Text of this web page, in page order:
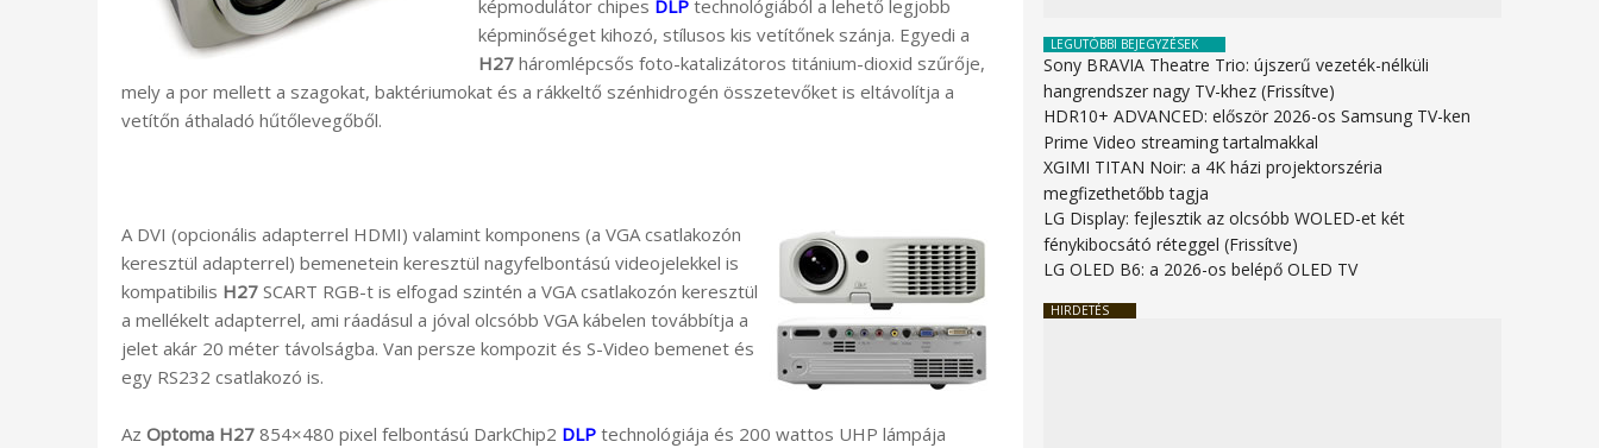
képmodulátor chipes DLP technológiából a lehető legjobb
képminőséget kihozó, stílusos kis vetítőnek szánja. Egyedi a
H27 háromlépcsős foto-katalizátoros titánium-dioxid szűrője,
mely a por mellett a szagokat, baktériumokat és a rákkeltő szénhidrogén összetevőket is eltávolítja a
vetítőn áthaladó hűtőlevegőből.
A DVI (opcionális adapterrel HDMI) valamint komponens (a VGA csatlakozón
keresztül adapterrel) bemenetein keresztül nagyfelbontású videojelekkel is
kompatibilis H27 SCART RGB-t is elfogad szintén a VGA csatlakozón keresztül
a mellékelt adapterrel, ami ráadásul a jóval olcsóbb VGA kábelen továbbítja a
jelet akár 20 méter távolságba. Van persze kompozit és S-Video bemenet és
egy RS232 csatlakozó is.
Az Optoma H27 854×480 pixel felbontású DarkChip2 DLP technológiája és 200 wattos UHP lámpája
LEGUTÓBBI BEJEGYZÉSEK
Sony BRAVIA Theatre Trio: újszerű vezeték-nélküli
hangrendszer nagy TV-khez (Frissítve)
HDR10+ ADVANCED: először 2026-os Samsung TV-ken
Prime Video streaming tartalmakkal
XGIMI TITAN Noir: a 4K házi projektorszéria
megfizethetőbb tagja
LG Display: fejlesztik az olcsóbb WOLED-et két
fénykibocsátó réteggel (Frissítve)
LG OLED B6: a 2026-os belépő OLED TV
HIRDETÉS